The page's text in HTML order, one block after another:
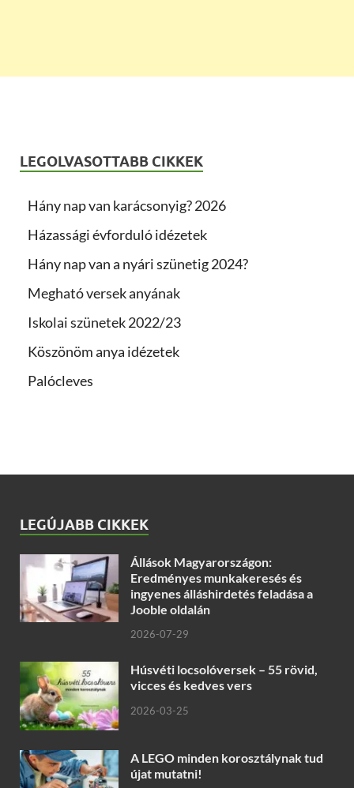
LEGOLVASOTTABB CIKKEK
Hány nap van karácsonyig? 2026
Házassági évforduló idézetek
Hány nap van a nyári szünetig 2024?
Megható versek anyának
Iskolai szünetek 2022/23
Köszönöm anya idézetek
Palócleves
LEGÚJABB CIKKEK
Állások Magyarországon:
Eredményes munkakeresés és
ingyenes álláshirdetés feladása a
Jooble oldalán
2026-07-29
Húsvéti locsolóversek – 55 rövid,
vicces és kedves vers
2026-03-25
A LEGO minden korosztálynak tud
újat mutatni!